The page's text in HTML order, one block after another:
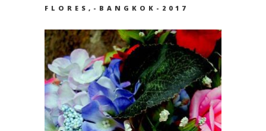
FLORES,-BANGKOK-2017